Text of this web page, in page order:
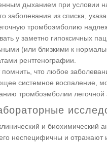
дыханием при условии
заболевания из списка,
тромбоэмболию
у заметно гипоксичных
(или близкими к
рентгенографии.
помнить, что любое
системное воспаление,
тромбоэмболии легочной
и биохимический
неспецифичны и отражают